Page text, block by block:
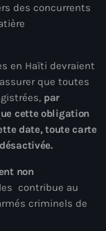
des concurrents
en Haïti devraient
que toutes
par
cette obligation
date, toute carte
non
contribue au
criminels de